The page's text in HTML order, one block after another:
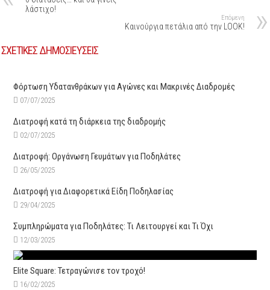
λάστιχο!
Επόμενη
Καινούργια πετάλια από την LOOK!
ΣΧΕΤΙΚΕΣ ΔΗΜΟΣΙΕΥΣΕΙΣ
Φόρτωση Υδατανθράκων για Αγώνες και Μακρινές Διαδρομές
07/07/2025
Διατροφή κατά τη διάρκεια της διαδρομής
02/07/2025
Διατροφή: Οργάνωση Γευμάτων για Ποδηλάτες
26/05/2025
Διατροφή για Διαφορετικά Είδη Ποδηλασίας
29/04/2025
Συμπληρώματα για Ποδηλάτες: Τι Λειτουργεί και Τι Όχι
12/03/2025
Elite Square: Τετραγώνισε τον τροχό!
16/02/2025